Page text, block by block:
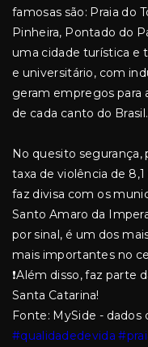
famosas são: Praia do
Pinheira, Pontado do
uma cidade turística e
e universitário, com
geram empregos para
de cada canto do Brasil.
No quesito segurança,
taxa de violência de
faz divisa com os
Santo Amaro da
por sinal, é um dos
mais importantes no
❗Além disso, faz parte
Santa Catarina!
Fonte: MySide - dados
#qualidadedevida